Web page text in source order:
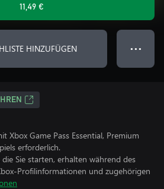
11,49 €
HINZUFÜGEN ● ● ●
Xbox Game Pass Essential, Premium
erforderlich.
Sie starten, erhalten während des
Profilinformationen und zugehörigen